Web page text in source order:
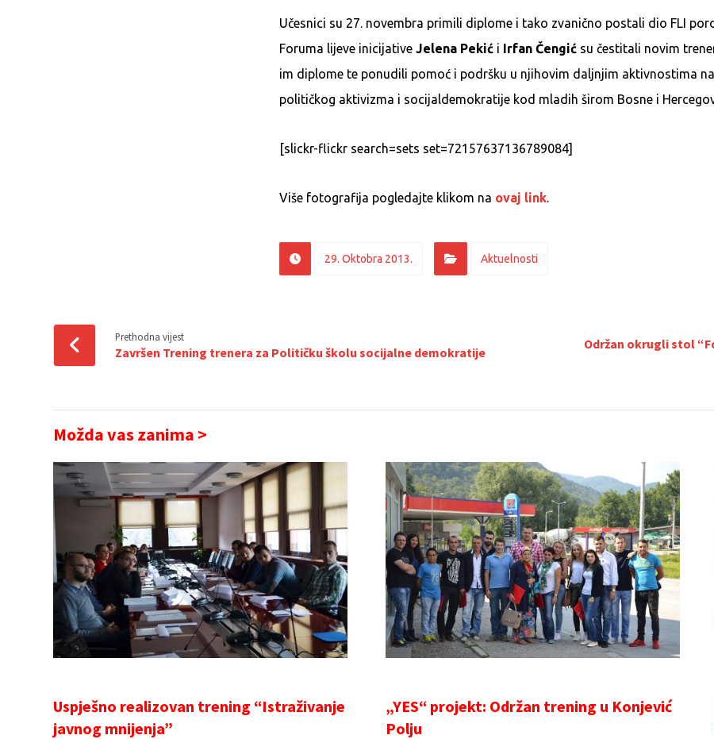
Učesnici su 27. novembra primili diplome i tako zvanično postali dio FLI
Foruma lijeve inicijative Jelena Pekić i Irfan Čengić su čestitali novim
im diplome te ponudili pomoć i podršku u njihovim daljnjim aktivnostima
političkog aktivizma i socijaldemokratije kod mladih širom Bosne i
[slickr-flickr search=sets set=72157637136789084]
Više fotografija pogledajte klikom na ovaj link.
29. Oktobra 2013. Aktuelnosti
Prethodna vijest
Završen Trening trenera za Političku školu socijalne demokratije
Održan okrugli stol
Možda vas zanima >
Uspješno realizovan trening “Istraživanje
javnog mnijenja”
„YES“ projekt: Održan trening u Konjević
Polju